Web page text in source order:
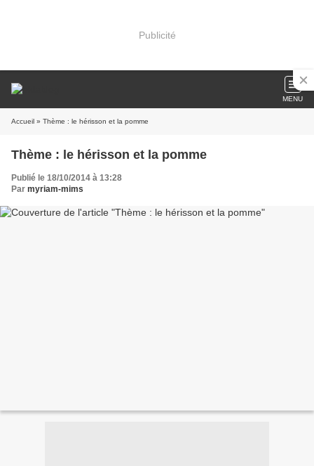
Publicité
MENU
Accueil » Thème : le hérisson et la pomme
Thème : le hérisson et la pomme
Publié le 18/10/2014 à 13:28
Par myriam-mims